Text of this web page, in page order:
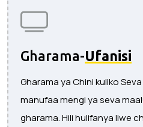
Gharama-Ufanisi
Gharama ya Chini kuliko
manufaa mengi ya seva
gharama. Hili hulifanya liwe